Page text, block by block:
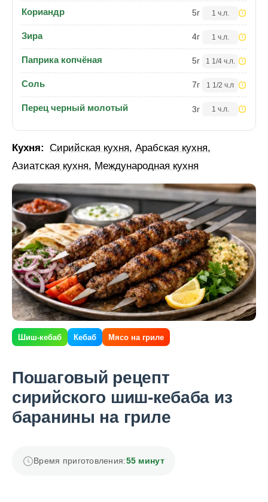
Кориандр 5г 1 ч.л.
Зира 4г 1 ч.л.
Паприка копчёная 5г 1 1/4 ч.л.
Соль 7г 1 1/2 ч.л
Перец черный молотый 3г 1 ч.л.
Кухня: Сирийская кухня, Арабская кухня,
Азиатская кухня, Международная кухня
Шиш-кебаб Кебаб Мясо на гриле
Пошаговый рецепт
сирийского шиш-кебаба из
баранины на гриле
Время приготовления:55 минут